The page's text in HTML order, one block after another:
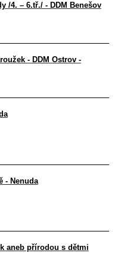
/4. – 6.tř./ - DDM Benešov
- DDM Ostrov -
- Nenuda
aneb přírodou s dětmi